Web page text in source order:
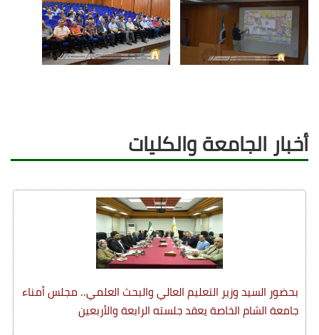
أخبار الجامعة والكليات
بحضور السيد وزير التعليم العالي والبحث العلمي.. مجلس أمناء
جامعة الشام الخاصة يعقد جلسته الرابعة والأربعين